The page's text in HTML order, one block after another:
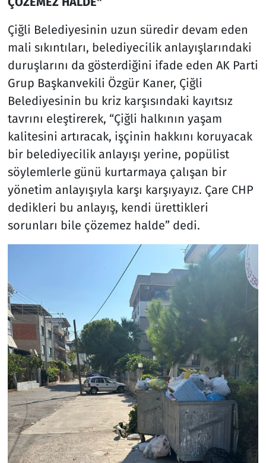
Çiğli Belediyesinin uzun süredir devam eden
mali sıkıntıları, belediyecilik anlayışlarındaki
duruşlarını da gösterdiğini ifade eden AK Parti
Grup Başkanvekili Özgür Kaner, Çiğli
Belediyesinin bu kriz karşısındaki kayıtsız
tavrını eleştirerek, “Çiğli halkının yaşam
kalitesini artıracak, işçinin hakkını koruyacak
bir belediyecilik anlayışı yerine, popülist
söylemlerle günü kurtarmaya çalışan bir
yönetim anlayışıyla karşı karşıyayız. Çare CHP
dedikleri bu anlayış, kendi ürettikleri
sorunları bile çözemez halde” dedi.